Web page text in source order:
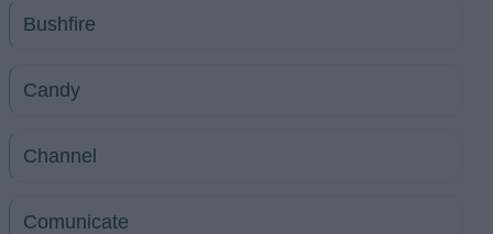
Bushfire
Candy
Channel
Comunicate